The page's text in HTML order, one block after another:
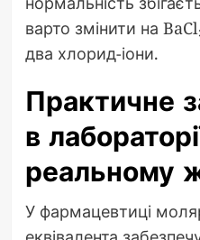
варто змінити на
два хлорид-іони.
Практичне
в
реальному
У фармацевтиці